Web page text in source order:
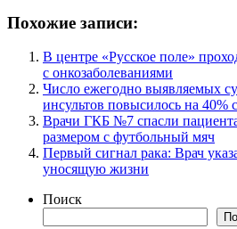
Похожие записи:
В центре «Русское поле»
с онкозаболеваниями
Число ежегодно выявляемых
инсультов повысилось на 40%
Врачи ГКБ №7 спасли
размером с футбольный мяч
Первый сигнал рака: Врач
уносящую жизни
Поиск